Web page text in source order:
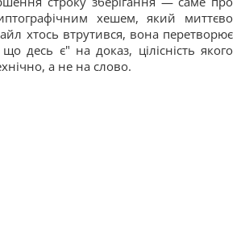
хешем, який миттєво
хтось втрутився, вона перетворює
десь є" на доказ, цілісність якого
а не на слово.